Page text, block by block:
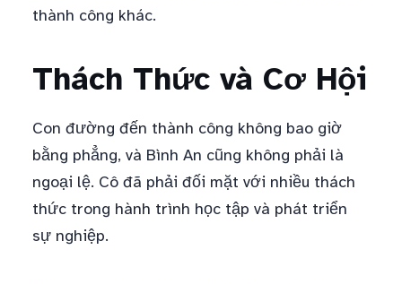
thành công khác.
Thách Thức và Cơ Hội
Con đường đến thành công không bao giờ
bằng phẳng, và Bình An cũng không phải là
ngoại lệ. Cô đã phải đối mặt với nhiều thách
thức trong hành trình học tập và phát triển
sự nghiệp.